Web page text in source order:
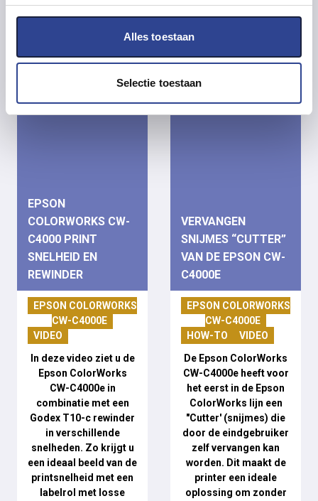
Alles toestaan
Selectie toestaan
EPSON
COLORWORKS CW-
C4000 PRINT
SNELHEID EN
REWINDER
EPSON COLORWORKS
CW-C4000E
VIDEO
In deze video ziet u de
Epson ColorWorks
CW-C4000e in
combinatie met een
Godex T10-c rewinder
in verschillende
snelheden. Zo krijgt u
een ideaal beeld van de
printsnelheid met een
labelrol met losse
VERVANGEN
SNIJMES “CUTTER”
VAN DE EPSON CW-
C4000E
EPSON COLORWORKS
CW-C4000E
HOW-TO
VIDEO
De Epson ColorWorks
CW-C4000e heeft voor
het eerst in de Epson
ColorWorks lijn een
"Cutter' (snijmes) die
door de eindgebruiker
zelf vervangen kan
worden. Dit maakt de
printer een ideale
oplossing om zonder